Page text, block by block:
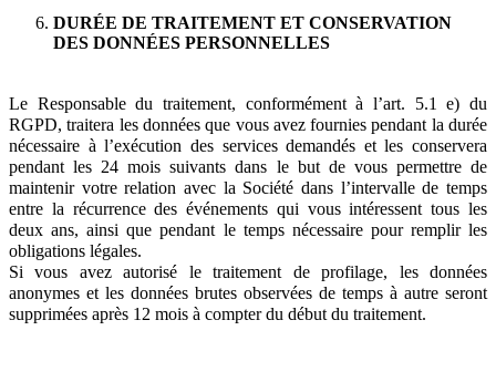
DURÉE DE TRAITEMENT ET CONSERVATION
DES DONNÉES PERSONNELLES
Le Responsable du traitement, conformément à l’art. 5.1 e) du
RGPD, traitera les données que vous avez fournies pendant la durée
nécessaire à l’exécution des services demandés et les conservera
pendant les 24 mois suivants dans le but de vous permettre de
maintenir votre relation avec la Société dans l’intervalle de temps
entre la récurrence des événements qui vous intéressent tous les
deux ans, ainsi que pendant le temps nécessaire pour remplir les
obligations légales.
Si vous avez autorisé le traitement de profilage, les données
anonymes et les données brutes observées de temps à autre seront
supprimées après 12 mois à compter du début du traitement.